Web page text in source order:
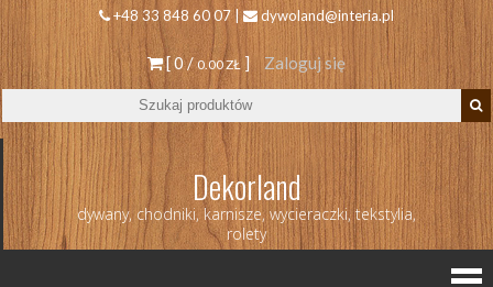
+48 33 848 60 07 | dywoland@interia.pl
[ 0 /0.00 ZŁ ] Zaloguj się
Dekorland
dywany, chodniki, karnisze, wycieraczki, tekstylia,
rolety